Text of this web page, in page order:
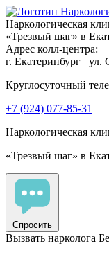
Наркологическая
«Трезвый шаг» в
Адрес колл-центра:
г. Екатеринбург
ул.
Круглосуточный
+7 (924) 077-85-31
Наркологическая
«Трезвый шаг» в
Спросить
Вызвать нарколога